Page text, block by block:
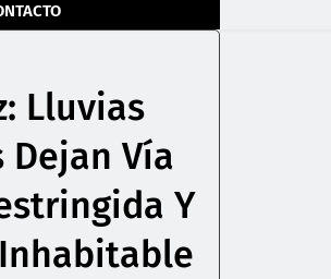
Lluvias
Dejan Vía
Y